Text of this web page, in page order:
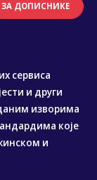
ЗА ДОПИСНИКЕ
сервиса
и други
изворима
које
и